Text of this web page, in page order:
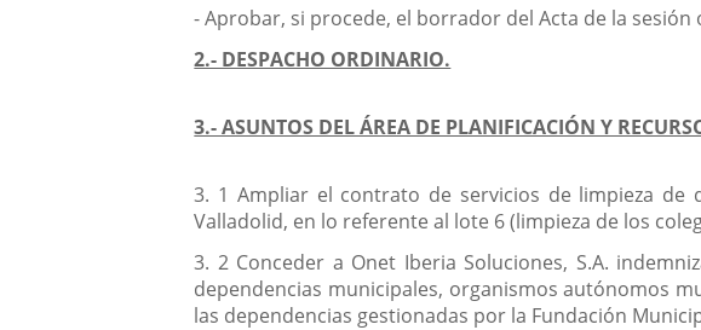
- Aprobar, si procede, el borrador del Acta de la
2.- DESPACHO ORDINARIO.
3.- ASUNTOS DEL ÁREA DE PLANIFICACIÓN Y
3. 1 Ampliar el contrato de servicios de limpieza de
Valladolid, en lo referente al lote 6 (limpieza de los
3. 2 Conceder a Onet Iberia Soluciones, S.A.
dependencias municipales, organismos autónomos
las dependencias gestionadas por la Fundación